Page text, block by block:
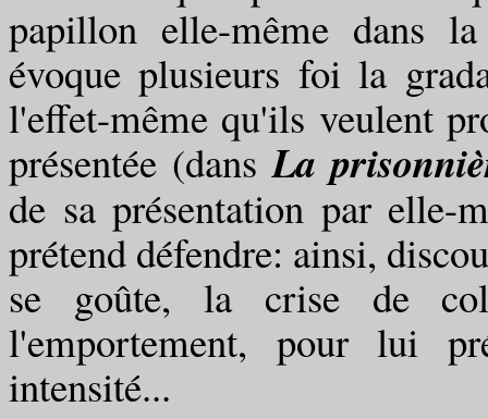
papillon elle-même dans
évoque plusieurs foi la
l'effet-même qu'ils veulent
présentée (dansLa
de sa présentation par elle-
prétend défendre: ainsi,
se goûte, la crise de
l'emportement, pour lui
intensité...